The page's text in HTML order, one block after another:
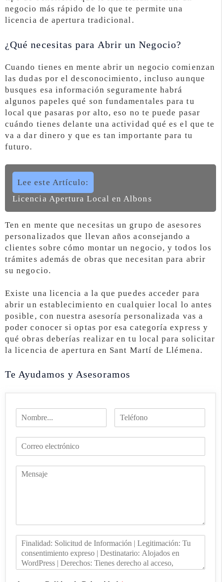
negocio más rápido de lo que te permite una
licencia de apertura tradicional.
¿Qué necesitas para Abrir un Negocio?
Cuando tienes en mente abrir un negocio comienzan
las dudas por el desconocimiento, incluso aunque
busques esa información seguramente habrá
algunos papeles qué son fundamentales para tu
local que pasaras por alto, eso no te puede pasar
cuándo tienes delante una actividad qué es el que te
va a dar dinero y que es tan importante para tu
futuro.
Lee este Artículo:
Licencia Apertura Local en Albons
Ten en mente que necesitas un grupo de asesores
personalizados que llevan años aconsejando a
clientes sobre cómo montar un negocio, y todos los
trámites además de obras que necesitan para abrir
su negocio.
Existe una licencia a la que puedes acceder para
abrir un establecimiento en cualquier local lo antes
posible, con nuestra asesoría personalizada vas a
poder conocer si optas por esa categoría express y
qué obras deberías realizar en tu local para solicitar
la licencia de apertura en Sant Martí de Llémena.
Te Ayudamos y Asesoramos